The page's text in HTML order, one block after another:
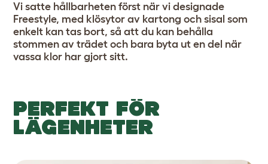
Vi satte hållbarheten först när vi designade
Freestyle, med klösytor av kartong och sisal som
enkelt kan tas bort, så att du kan behålla
stommen av trädet och bara byta ut en del när
vassa klor har gjort sitt.
PERFEKT FÖR
LÄGENHETER